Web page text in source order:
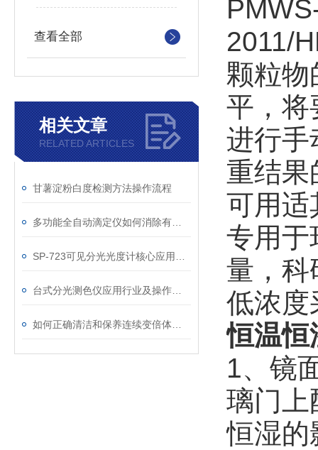
查看全部
相关文章
RELATED ARTICLES
甘薯淀粉白度检测方法操作流程
2011/
颗粒物
平，将
进行手
重结果
可用适
专用于
量，科
低浓度
恒温恒
1、镜
璃门上
恒湿的